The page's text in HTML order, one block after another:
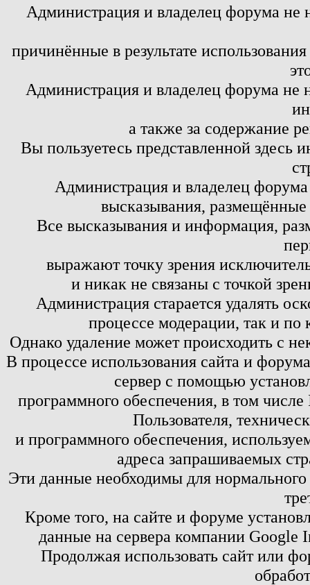
Администрация и владелец форума не
причинённые в результате
Администрация и владелец форума не
а также за содержание
Вы пользуетесь представленной здесь
Администрация и владелец
высказывания,
Все высказывания и информация,
выражают точку зрения
и никак не связаны с точкой
Администрация старается удалять
процессе модерации, так и по
Однако удаление может происходить с
В процессе использования сайта и
сервер с помощью
программного обеспечения, в том
Пользователя,
и программного обеспечения,
адреса запрашиваемых
Эти данные необходимы для
Кроме того, на сайте и форуме
данные на сервера компании
Продолжая использовать сайт или